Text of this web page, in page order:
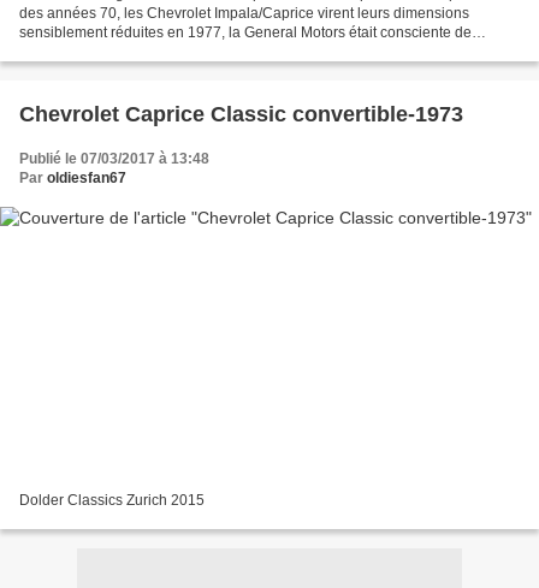
des années 70, les Chevrolet Impala/Caprice virent leurs dimensions
sensiblement réduites en 1977, la General Motors était consciente de
Chevrolet Caprice Classic convertible-1973
Publié le 07/03/2017 à 13:48
Par oldiesfan67
Dolder Classics Zurich 2015